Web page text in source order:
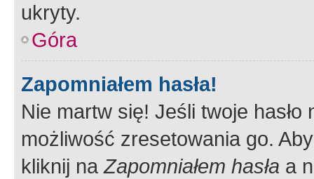
ukryty.
Góra
Zapomniałem hasła!
Nie martw się! Jeśli twoje
możliwość zresetowania go.
kliknij naZapomniałem hasła a